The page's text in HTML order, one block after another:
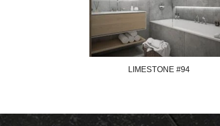
LIMESTONE #94